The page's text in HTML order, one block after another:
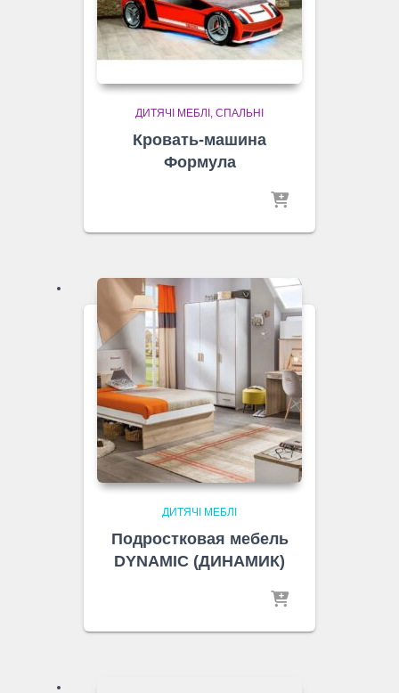
ДИТЯЧІ МЕБЛІ СПАЛЬНІ
Кровать-машина
Формула
ДИТЯЧІ МЕБЛІ
Подростковая мебель
DYNAMIC (ДИНАМИК)